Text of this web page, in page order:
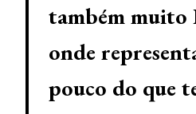
também muito
onde
pouco do que